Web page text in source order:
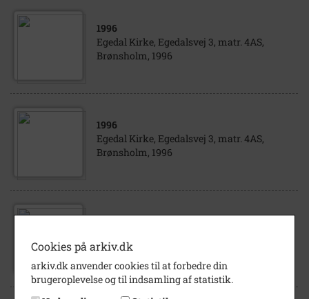
1996
Egedal Kirke, Egedalsvej 3, matr. 4AS,
Brønsholm, 1996
1996
Egedal Kirke, Egedalsvej 3, matr. 4AS,
Brønsholm, 1996
Brønsholm, 1996
Cookies på arkiv.dk
arkiv.dk anvender cookies til at forbedre din
brugeroplevelse og til indsamling af statistik.